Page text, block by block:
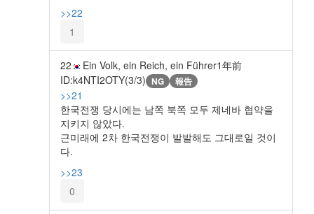
>>22
1
22 Ein Volk, ein Reich, ein Führer1年前
ID:k4NTI2OTY(3/3) NG 報告
>>21
한국전쟁 당시에는 남쪽 북쪽 모두 제네바 협약을
지키지 않았다.
근미래에 2차 한국전쟁이 발발해도 그대로일 것이
다.
>>23
0